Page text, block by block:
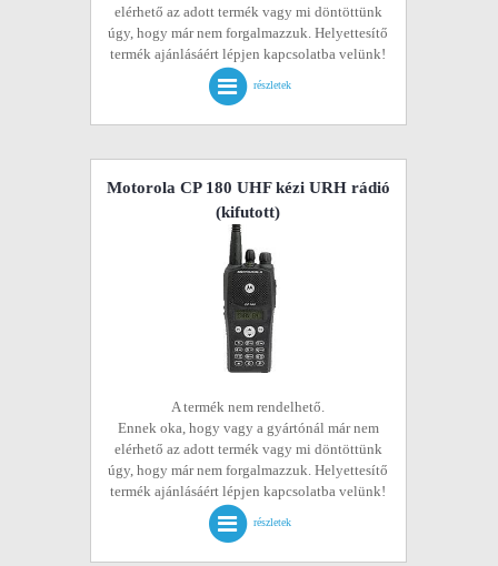
elérhető az adott termék vagy mi döntöttünk
úgy, hogy már nem forgalmazzuk. Helyettesítő
termék ajánlásáért lépjen kapcsolatba velünk!
részletek
Motorola CP 180 UHF kézi URH rádió
(kifutott)
A termék nem rendelhető.
Ennek oka, hogy vagy a gyártónál már nem
elérhető az adott termék vagy mi döntöttünk
úgy, hogy már nem forgalmazzuk. Helyettesítő
termék ajánlásáért lépjen kapcsolatba velünk!
részletek